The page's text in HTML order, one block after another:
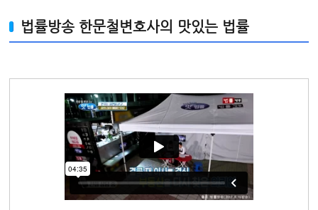
법률방송 한문철변호사의 맛있는 법률